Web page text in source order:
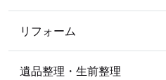
リフォーム
遺品整理・生前整理